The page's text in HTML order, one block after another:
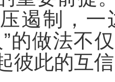
遏制，
”的做法不
彼此的互